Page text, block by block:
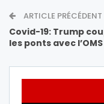
ARTICLE PRÉCÉDENT
Covid-19: Trump
les ponts avec l’OMS